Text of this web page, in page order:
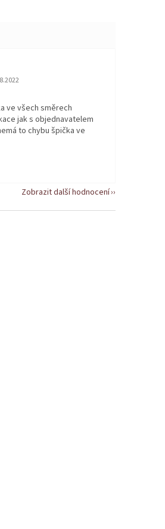
obchodu je 5 z 5 hvězdiček.
ve všech směrech
jak s objednavatelem
to chybu špička ve
Zobrazit další hodnocení